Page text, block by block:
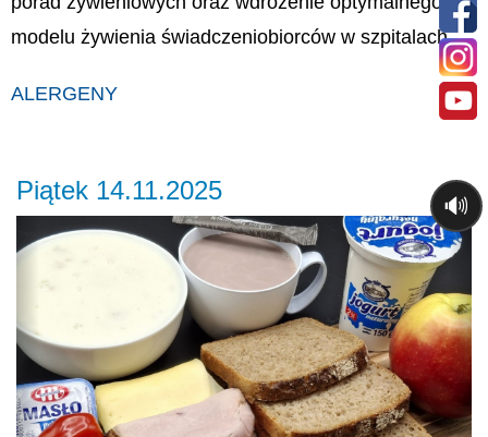
modelu żywienia świadczeniobiorców w szpitalach.
ALERGENY
Piątek 14.11.2025
Previous
🔊